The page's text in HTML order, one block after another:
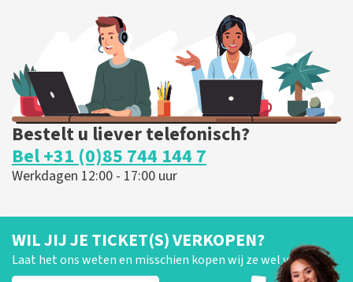
BESTEL NU
Bestelt u liever telefonisch?
Bel +31 (0)85 744 144 7
Werkdagen 12:00 - 17:00 uur
WIL JIJ JE TICKET(S) VERKOPEN?
Laat het ons weten en misschien kopen wij ze wel van je!